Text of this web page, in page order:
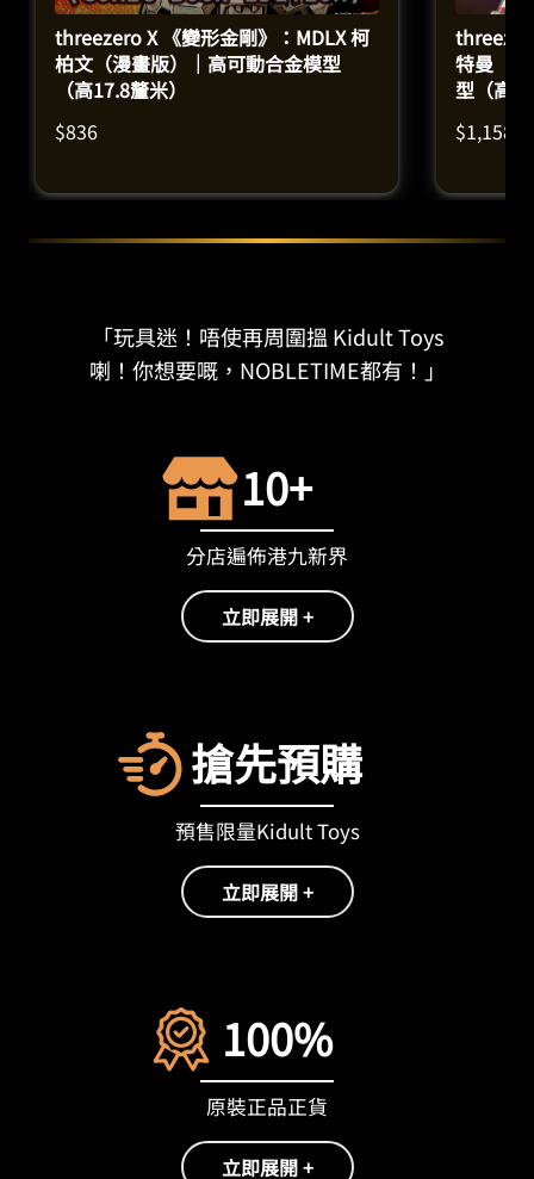
threezero X 《變形金剛》：MDLX 柯
柏文（漫畫版）｜高可動合金模型
（高17.8釐米）
$836
特曼（
型（高
$1,158
「玩具迷！唔使再周圍搵 Kidult Toys
喇！你想要嘅，NOBLETIME都有！」
10+
分店遍佈港九新界
立即展開 +
搶先預購
預售限量Kidult Toys
立即展開 +
100%
原裝正品正貨
立即展開 +